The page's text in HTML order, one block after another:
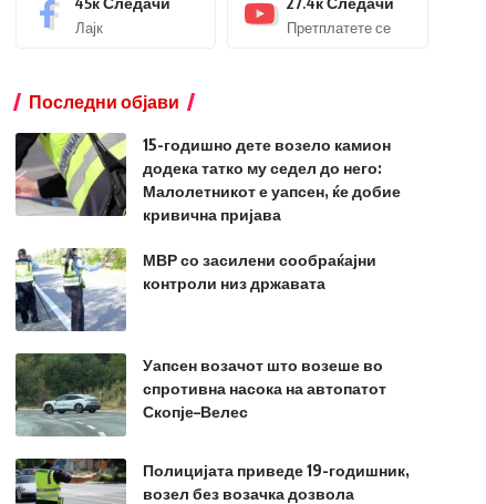
Лајк Претплатете се
Последни објави
15-годишно дете возело камион
додека татко му седел до него:
Малолетникот е уапсен, ќе добие
кривична пријава
МВР со засилени сообраќајни
контроли низ државата
Уапсен возачот што возеше во
спротивна насока на автопатот
Скопје–Велес
Полицијата приведе 19-годишник,
возел без возачка дозвола